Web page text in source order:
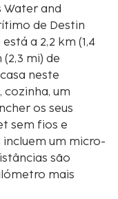
Water and
de Destin
(2,3 mi) de
neste
um
os seus
sem fios e
incluem um micro-
são
mais